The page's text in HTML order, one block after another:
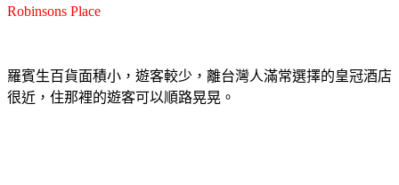
Robinsons Place
羅賓生百貨面積小，遊客較少，離台灣人滿常選擇的皇冠酒店
很近，住那裡的遊客可以順路晃晃。